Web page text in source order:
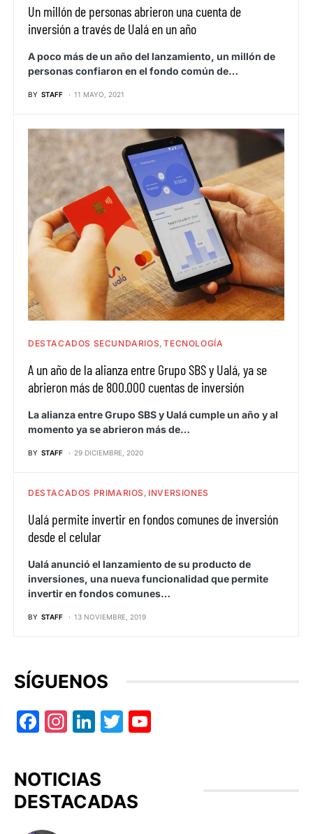
Un millón de personas abrieron una cuenta de
inversión a través de Ualá en un año
A poco más de un año del lanzamiento, un millón de
personas confiaron en el fondo común de…
BY STAFF 11 MAYO, 2021
DESTACADOS SECUNDARIOS TECNOLOGÍA
A un año de la alianza entre Grupo SBS y Ualá, ya se
abrieron más de 800.000 cuentas de inversión
La alianza entre Grupo SBS y Ualá cumple un año y al
momento ya se abrieron más de…
BY STAFF 29 DICIEMBRE, 2020
DESTACADOS PRIMARIOS INVERSIONES
Ualá permite invertir en fondos comunes de inversión
desde el celular
Ualá anunció el lanzamiento de su producto de
inversiones, una nueva funcionalidad que permite
invertir en fondos comunes…
BY STAFF 13 NOVIEMBRE, 2019
SÍGUENOS
Facebook
Instagram
LinkedIn
Twitter
NOTICIAS
DESTACADAS